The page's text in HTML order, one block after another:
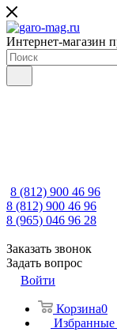
Интернет-магазин
8 (812) 900 46 96
8 (812) 900 46 96
8 (965) 046 96 28
Заказать звонок
Задать вопрос
Войти
Корзина0
Избранные